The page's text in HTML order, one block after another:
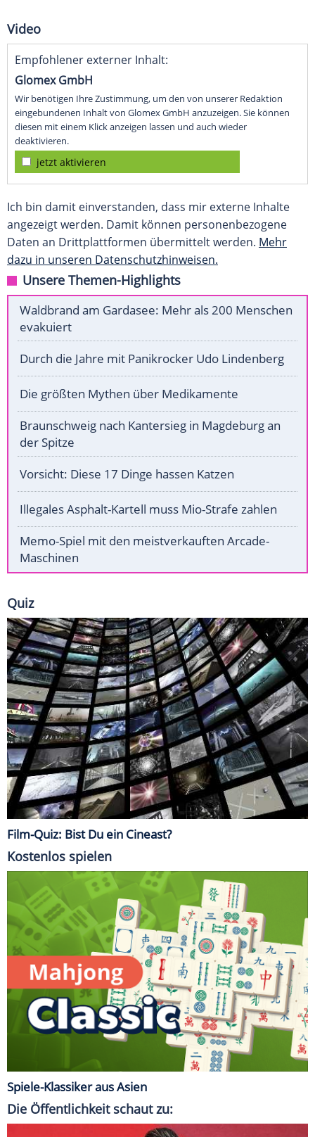
Video
Empfohlener externer Inhalt:
Glomex GmbH
Wir benötigen Ihre Zustimmung, um den von unserer Redaktion
eingebundenen Inhalt von Glomex GmbH anzuzeigen. Sie können
diesen mit einem Klick anzeigen lassen und auch wieder
deaktivieren.
jetzt aktivieren
Ich bin damit einverstanden, dass mir externe Inhalte
angezeigt werden. Damit können personenbezogene
Daten an Drittplattformen übermittelt werden. Mehr
dazu in unseren Datenschutzhinweisen.
Unsere Themen-Highlights
Waldbrand am Gardasee: Mehr als 200 Menschen
evakuiert
Durch die Jahre mit Panikrocker Udo Lindenberg
Die größten Mythen über Medikamente
Braunschweig nach Kantersieg in Magdeburg an
der Spitze
Vorsicht: Diese 17 Dinge hassen Katzen
Illegales Asphalt-Kartell muss Mio-Strafe zahlen
Memo-Spiel mit den meistverkauften Arcade-
Maschinen
Quiz
Film-Quiz: Bist Du ein Cineast?
Kostenlos spielen
Spiele-Klassiker aus Asien
Die Öffentlichkeit schaut zu: